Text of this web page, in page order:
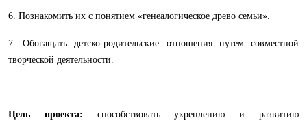
6. Познакомить их с понятием «генеалогическое древо семьи».
7. Обогащать детско-родительские отношения путем совместной
творческой деятельности.
Цель проекта: способствовать укреплению и развитию